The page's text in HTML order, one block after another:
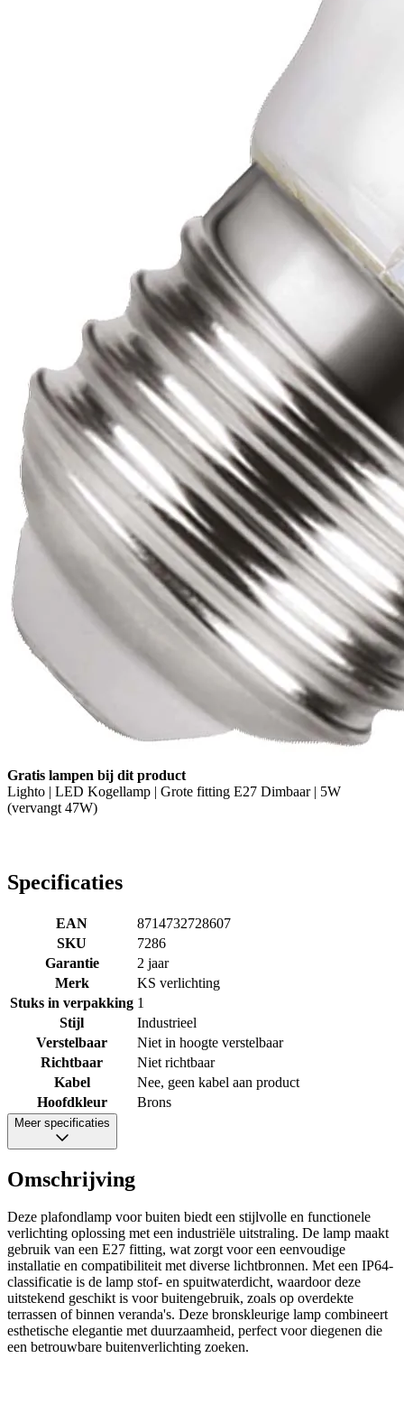
Gratis lampen bij dit product
Lighto | LED Kogellamp | Grote fitting E27 Dimbaar | 5W
(vervangt 47W)
Specificaties
EAN
8714732728607
SKU
7286
Garantie
2 jaar
Merk
KS verlichting
Stuks in verpakking 1
Stijl
Industrieel
Verstelbaar
Niet in hoogte verstelbaar
Richtbaar
Niet richtbaar
Kabel
Nee, geen kabel aan product
Hoofdkleur
Brons
Meer specificaties
Omschrijving
Deze plafondlamp voor buiten biedt een stijlvolle en functionele
verlichting oplossing met een industriële uitstraling. De lamp maakt
gebruik van een E27 fitting, wat zorgt voor een eenvoudige
installatie en compatibiliteit met diverse lichtbronnen. Met een IP64-
classificatie is de lamp stof- en spuitwaterdicht, waardoor deze
uitstekend geschikt is voor buitengebruik, zoals op overdekte
terrassen of binnen veranda's. Deze bronskleurige lamp combineert
esthetische elegantie met duurzaamheid, perfect voor diegenen die
een betrouwbare buitenverlichting zoeken.